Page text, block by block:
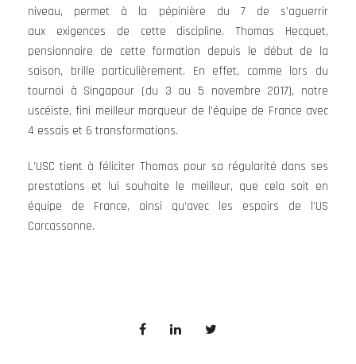
niveau, permet à la pépinière du 7 de s’aguerrir
aux exigences de cette discipline. Thomas Hecquet,
pensionnaire de cette formation depuis le début de la
saison, brille particulièrement. En effet, comme lors du
tournoi à Singapour (du 3 au 5 novembre 2017), notre
uscéiste, fini meilleur marqueur de l’équipe de France avec
4 essais et 6 transformations.
L’USC tient à féliciter Thomas pour sa régularité dans ses
prestations et lui souhaite le meilleur, que cela soit en
équipe de France, ainsi qu’avec les espoirs de l’US
Carcassonne.